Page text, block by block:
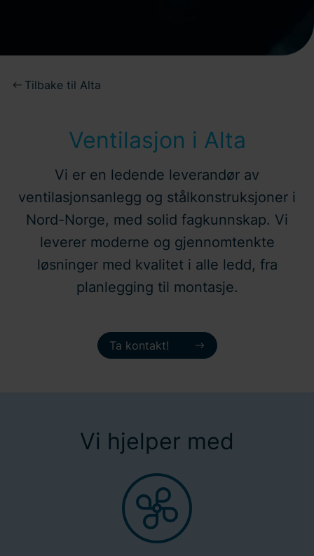
Tilbake til Alta
Ventilasjon i Alta
Vi er en ledende leverandør av
ventilasjonsanlegg og stålkonstruksjoner i
Nord-Norge, med solid fagkunnskap. Vi
leverer moderne og gjennomtenkte
løsninger med kvalitet i alle ledd, fra
planlegging til montasje.
Ta kontakt!
Vi hjelper med